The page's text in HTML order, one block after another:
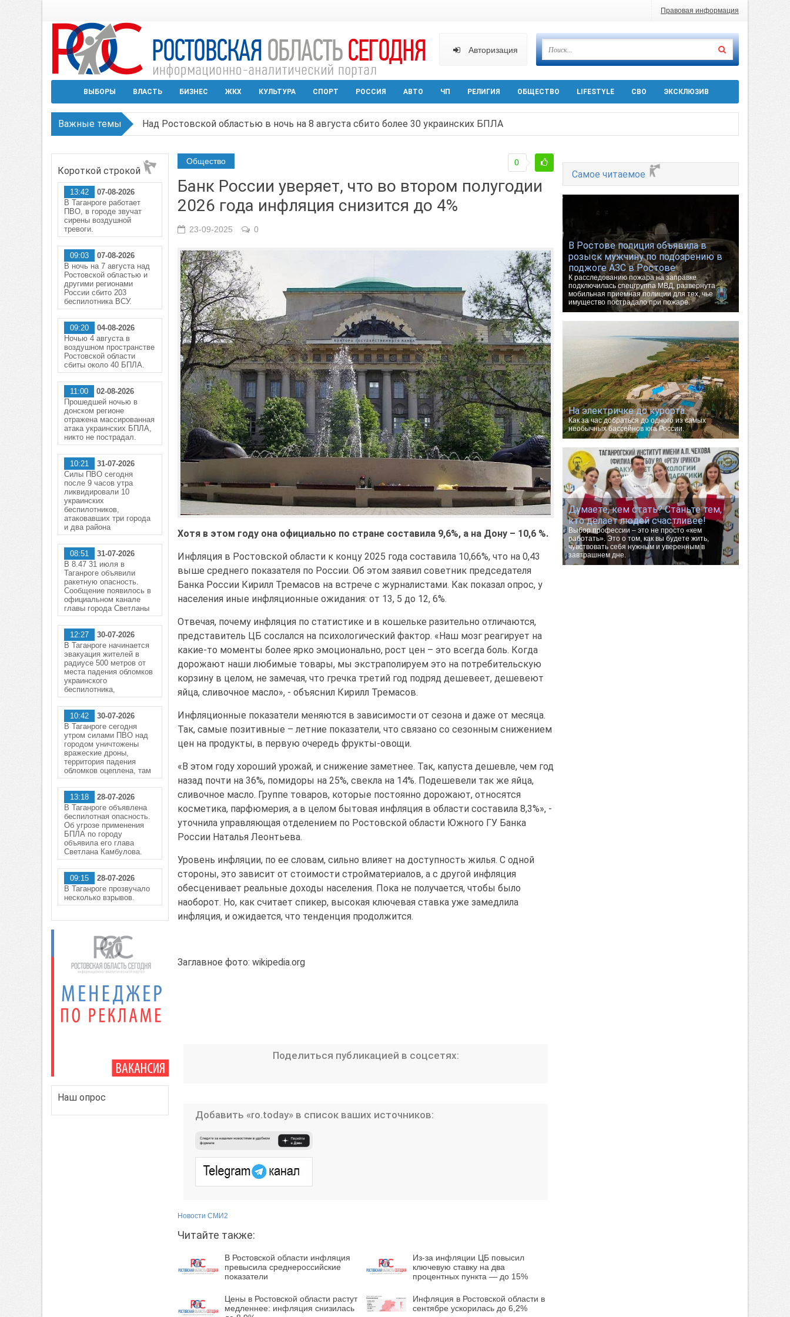
Правовая информация
Авторизация
ВЫБОРЫ ВЛАСТЬ БИЗНЕС ЖКХ КУЛЬТУРА СПОРТ РОССИЯ АВТО ЧП РЕЛИГИЯ ОБЩЕСТВО LIFESTYLE СВО ЭКСКЛЮЗИВ
Важные темы Над Ростовской областью в ночь на 8 августа сбито более 30 украинских БПЛА
Режим ЧС регионального характера начал действовать в Ростовской области с вечера 5 августа
В Чеховской библиотеке Таганрога открылась выставка посткроссинга
В Ростове задержан подозреваемый в ночном поджоге — сгорела АЗС и около двух десятков машин
Общество
Банк России уверяет, что во втором полугодии
2026 года инфляция снизится до 4%
0
23-09-2025 0
Хотя в этом году она официально по стране составила 9,6%, а на Дону – 10,6 %.
Инфляция в Ростовской области к концу 2025 года составила 10,66%, что на 0,43
выше среднего показателя по России. Об этом заявил советник председателя
Банка России Кирилл Тремасов на встрече с журналистами. Как показал опрос, у
населения иные инфляционные ожидания: от 13, 5 до 12, 6%.
Отвечая, почему инфляция по статистике и в кошельке разительно отличаются,
представитель ЦБ сослался на психологический фактор. «Наш мозг реагирует на
какие-то моменты более ярко эмоционально, рост цен – это всегда боль. Когда
дорожают наши любимые товары, мы экстраполируем это на потребительскую
корзину в целом, не замечая, что гречка третий год подряд дешевеет, дешевеют
яйца, сливочное масло», - объяснил Кирилл Тремасов.
Инфляционные показатели меняются в зависимости от сезона и даже от месяца.
Так, самые позитивные – летние показатели, что связано со сезонным снижением
цен на продукты, в первую очередь фрукты-овощи.
«В этом году хороший урожай, и снижение заметнее. Так, капуста дешевле, чем год
назад почти на 36%, помидоры на 25%, свекла на 14%. Подешевели так же яйца,
сливочное масло. Группе товаров, которые постоянно дорожают, относятся
косметика, парфюмерия, а в целом бытовая инфляция в области составила 8,3%», -
уточнила управляющая отделением по Ростовской области Южного ГУ Банка
России Наталья Леонтьева.
Уровень инфляции, по ее словам, сильно влияет на доступность жилья. С одной
стороны, это зависит от стоимости стройматериалов, а с другой инфляция
обесценивает реальные доходы населения. Пока не получается, чтобы было
наоборот. Но, как считает спикер, высокая ключевая ставка уже замедлила
инфляция, и ожидается, что тенденция продолжится.
Заглавное фото: wikipedia.org
Поделиться публикацией в соцсетях:
Добавить «ro.today» в список ваших источников:
Новости СМИ2
Читайте также:
В Ростовской области инфляция
превысила среднероссийские
показатели
Из-за инфляции ЦБ повысил
ключевую ставку на два
процентных пункта — до 15%
Цены в Ростовской области растут
медленнее: инфляция снизилась
Инфляция в Ростовской области в
сентябре ускорилась до 6,2%
Самое читаемое
В Ростове полиция объявила в
розыск мужчину по подозрению в
поджоге АЗС в Ростове
К расследованию пожара на заправке
подключилась спецгруппа МВД, развернута
мобильная приемная полиции для тех, чье
имущество пострадало при пожаре.
На электричке до курорта.
Как за час добраться до одного из самых
необычных бассейнов юга России.
Думаете, кем стать? Станьте тем,
кто делает людей счастливее!
Выбор профессии – это не просто «кем
работать». Это о том, как вы будете жить,
чувствовать себя нужным и уверенным в
завтрашнем дне.
Короткой строкой
13:42
07-08-2026
В Таганроге работает
ПВО, в городе звучат
сирены воздушной
тревоги.
09:03
07-08-2026
В ночь на 7 августа над
Ростовской областью и
другими регионами
России сбито 203
беспилотника ВСУ.
09:20
04-08-2026
Ночью 4 августа в
воздушном пространстве
Ростовской области
сбиты около 40 БПЛА.
11:00
02-08-2026
Прошедшей ночью в
донском регионе
отражена массированная
атака украинских БПЛА,
никто не пострадал.
10:21
31-07-2026
Силы ПВО сегодня
после 9 часов утра
ликвидировали 10
украинских
беспилотников,
атаковавших три города
и два района
08:51
31-07-2026
В 8.47 31 июля в
Таганроге объявили
ракетную опасность.
Сообщение появилось в
официальном канале
главы города Светланы
12:27
30-07-2026
В Таганроге начинается
эвакуация жителей в
радиусе 500 метров от
места падения обломков
украинского
беспилотника,
10:42
30-07-2026
В Таганроге сегодня
утром силами ПВО над
городом уничтожены
вражеские дроны,
территория падения
обломков оцеплена, там
13:18
28-07-2026
В Таганроге объявлена
беспилотная опасность.
Об угрозе применения
БПЛА по городу
объявила его глава
Светлана Камбулова.
09:15
28-07-2026
В Таганроге прозвучало
несколько взрывов.
Наш опрос